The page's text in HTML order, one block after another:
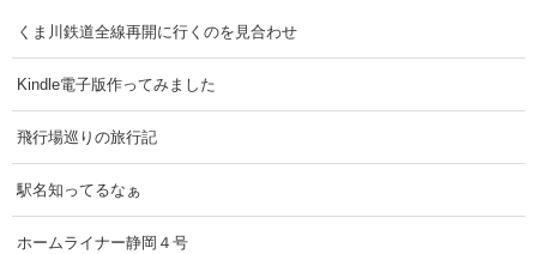
くま川鉄道全線再開に行くのを見合わせ
Kindle電子版作ってみました
飛行場巡りの旅行記
駅名知ってるなぁ
ホームライナー静岡４号